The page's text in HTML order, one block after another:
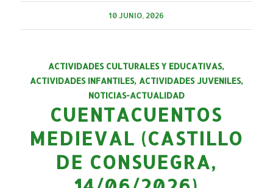
10 JUNIO, 2026
ACTIVIDADES CULTURALES Y EDUCATIVAS,
ACTIVIDADES INFANTILES, ACTIVIDADES JUVENILES,
NOTICIAS-ACTUALIDAD
CUENTACUENTOS
MEDIEVAL (CASTILLO
DE CONSUEGRA,